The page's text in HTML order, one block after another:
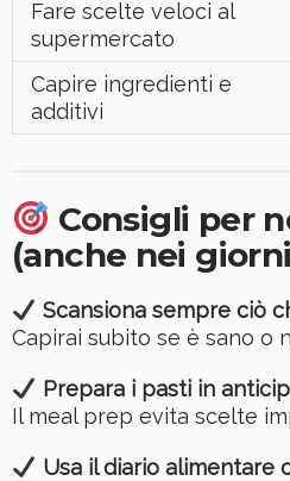
Fare scelte veloci al
supermercato
Capire ingredienti e
additivi
Consigli per
(anche nei
Scansiona sempre ciò
Capirai subito se è sano o
Prepara i pasti in
Il meal prep evita scelte
Usa il diario alimentare